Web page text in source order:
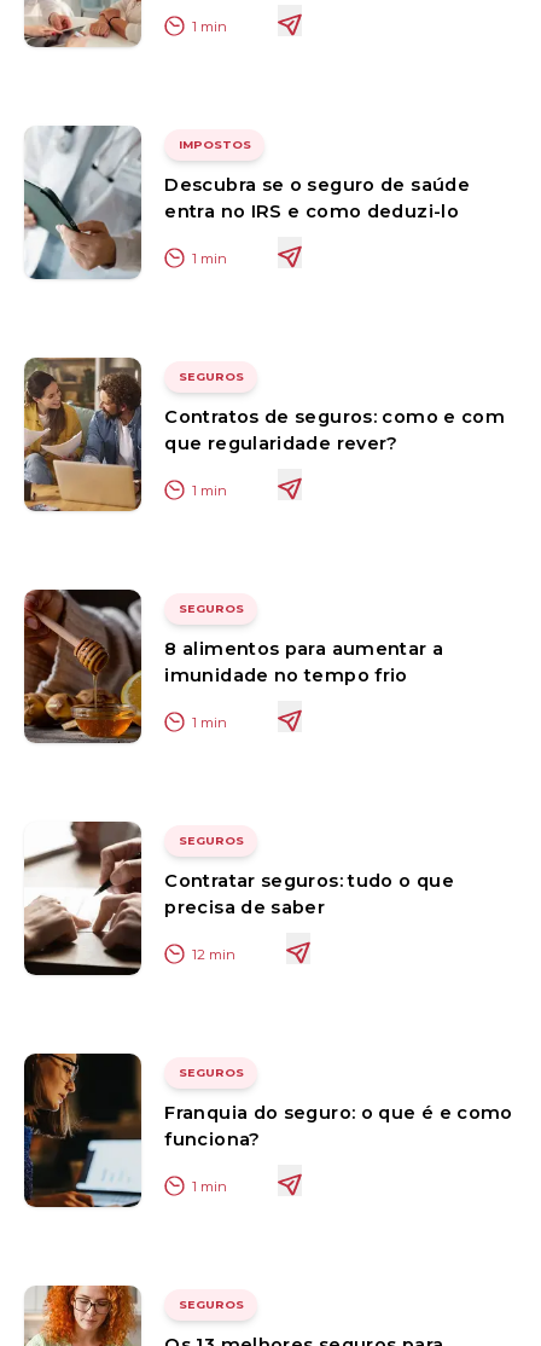
1 min
IMPOSTOS
Descubra se o seguro de saúde
entra no IRS e como deduzi-lo
1 min
SEGUROS
Contratos de seguros: como e com
que regularidade rever?
1 min
SEGUROS
8 alimentos para aumentar a
imunidade no tempo frio
1 min
SEGUROS
Contratar seguros: tudo o que
precisa de saber
12 min
SEGUROS
Franquia do seguro: o que é e como
funciona?
1 min
SEGUROS